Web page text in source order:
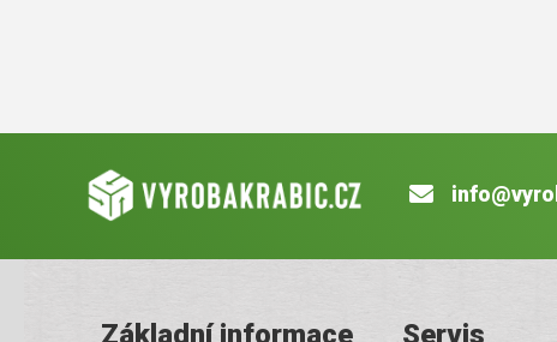
Základní informace Servis